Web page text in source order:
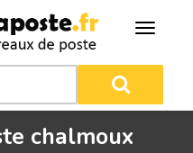
chalmoux